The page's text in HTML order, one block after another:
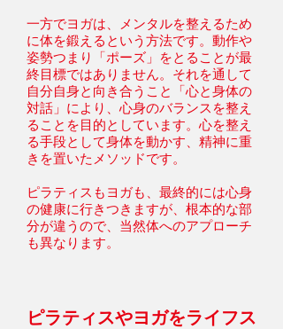
一方でヨガは、メンタルを整えるため
に体を鍛えるという方法です。動作や
姿勢つまり「ポーズ」をとることが最
終目標ではありません。それを通して
自分自身と向き合うこと「心と身体の
対話」により、心身のバランスを整え
ることを目的としています。心を整え
る手段として身体を動かす、精神に重
きを置いたメソッドです。
ピラティスもヨガも、最終的には心身
の健康に行きつきますが、根本的な部
分が違うので、当然体へのアプローチ
も異なります。
ピラティスやヨガをライフス